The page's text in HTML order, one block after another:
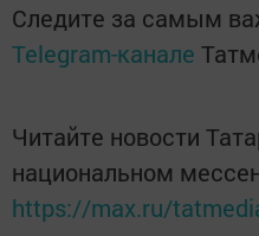
Следите за самым
Telegram-канале
Читайте новости
национальном
https://max.ru/